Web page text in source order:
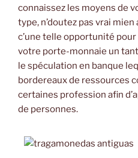
connaissez les moyens de
type, n’doutez pas vrai
c’une telle opportunité
votre porte-monnaie un
le spéculation en banque
bordereaux de ressources
certaines profession afin
de personnes.